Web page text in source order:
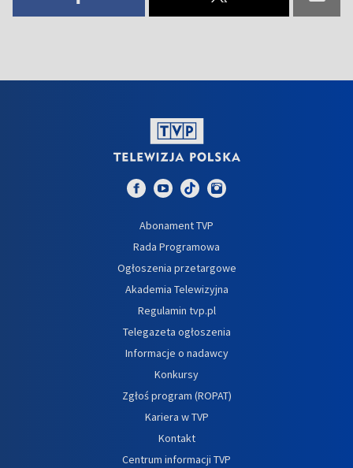
Abonament TVP
Rada Programowa
Ogłoszenia przetargowe
Akademia Telewizyjna
Regulamin tvp.pl
Telegazeta ogłoszenia
Informacje o nadawcy
Konkursy
Zgłoś program (ROPAT)
Kariera w TVP
Kontakt
Centrum informacji TVP